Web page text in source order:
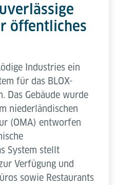
öffentliches
Industries ein
für das BLOX-
Das Gebäude wurde
niederländischen
(OMA) entworfen
System stellt
Verfügung und
sowie Restaurants